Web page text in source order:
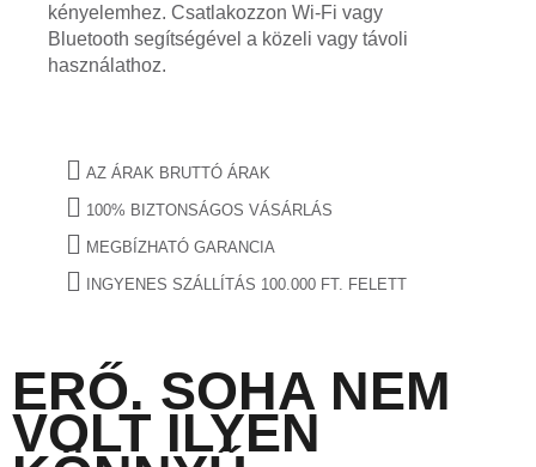
kényelemhez. Csatlakozzon Wi-Fi vagy
Bluetooth segítségével a közeli vagy távoli
használathoz.
AZ ÁRAK BRUTTÓ ÁRAK
100% BIZTONSÁGOS VÁSÁRLÁS
MEGBÍZHATÓ GARANCIA
INGYENES SZÁLLÍTÁS 100.000 FT. FELETT
ERŐ. SOHA NEM
VOLT ILYEN